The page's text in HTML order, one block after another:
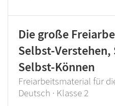
Die große
Selbst-
Selbst-Können
Freiarbeitsmaterial für
Deutsch · Klasse 2